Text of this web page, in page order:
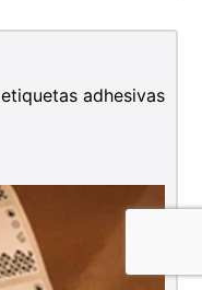
adhesivas